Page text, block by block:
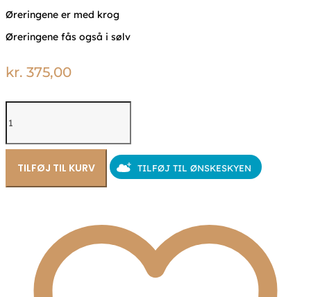
Øreringene er med krog
Øreringene fås også i sølv
kr. 375,00
Jewelry
forgyldte
medTILFØJ TIL KURV TILFØJ TIL ØNSKESKYEN